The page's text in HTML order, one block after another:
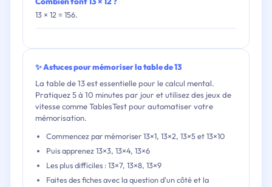
13 × 12 = 156.
✨ Astuces pour mémoriser la table de 13
La table de 13 est essentielle pour le calcul mental.
Pratiquez 5 à 10 minutes par jour et utilisez des jeux de
vitesse comme TablesTest pour automatiser votre
mémorisation.
Commencez par mémoriser 13×1, 13×2, 13×5 et 13×10
Puis apprenez 13×3, 13×4, 13×6
Les plus difficiles : 13×7, 13×8, 13×9
Faites des fiches avec la question d'un côté et la